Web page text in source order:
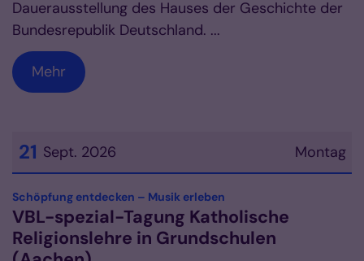
Dauerausstellung des Hauses der Geschichte der
Bundesrepublik Deutschland. ...
Mehr
Montag
21 Sept. 2026
Datum: 21. September 2026
Schöpfung entdecken – Musik erleben
VBL-spezial-Tagung Katholische
Religionslehre in Grundschulen